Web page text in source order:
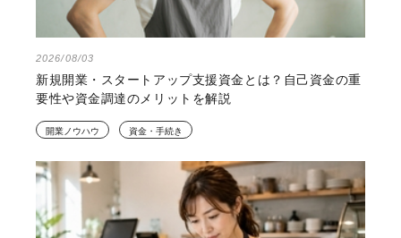
2026/08/03
新規開業・スタートアップ支援資金とは？自己資金の重
要性や資金調達のメリットを解説
開業ノウハウ 資金・手続き